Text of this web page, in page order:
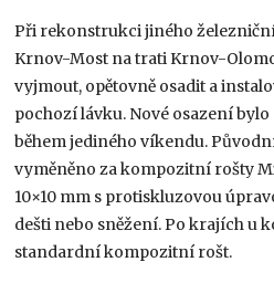
Při rekonstrukci jiného
Krnov-Most na trati Krnov-
vyjmout, opětovně osadit a
pochozí lávku. Nové osazení
během jediného víkendu.
vyměněno za kompozitní rošty
10×10 mm s protiskluzovou
dešti nebo sněžení. Po krajích u
standardní kompozitní rošt.